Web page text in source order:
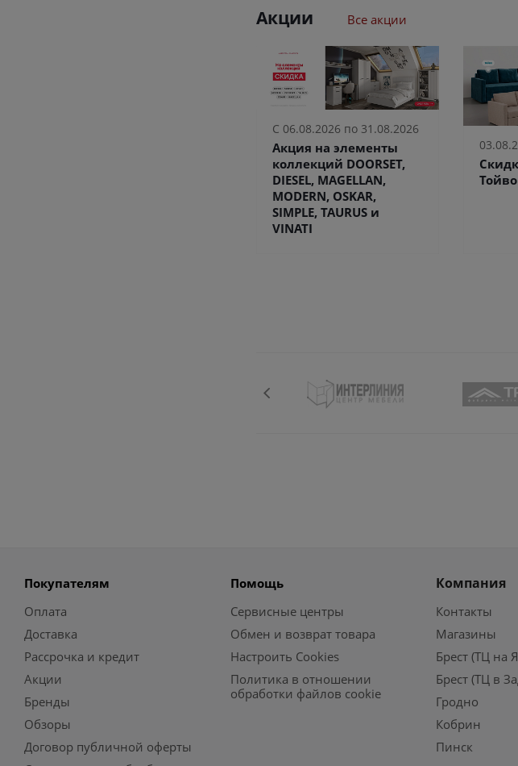
Акции Все акции
С 06.08.2026 по 31.08.2026
Акция на элементы
коллекций DOORSET,
DIESEL, MAGELLAN,
MODERN, OSKAR,
SIMPLE, TAURUS и
VINATI
Покупателям
Оплата
Доставка
Рассрочка и кредит
Акции
Бренды
Обзоры
Договор публичной оферты
Помощь
Сервисные центры
Обмен и возврат товара
Настроить Cookies
Политика в отношении
обработки файлов cookie
Компания
Контакты
Магазины
Брест (ТЦ на
Брест (ТЦ в
Гродно
Кобрин
Пинск